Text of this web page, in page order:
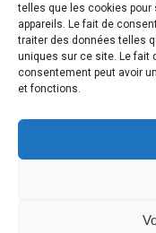
telles que les cookies
appareils. Le fait de
traiter des données telles
uniques sur ce site. Le fait
consentement peut avoir
et fonctions.
Ce site utilise
savoir plus sur la
commentaires sont